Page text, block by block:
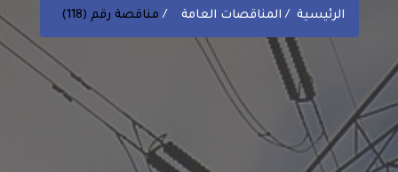
الرئيسية المناقصات العامة مناقصة رقم (118)